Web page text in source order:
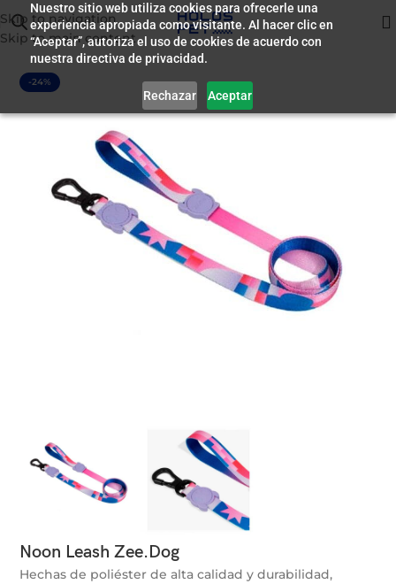
Nuestro sitio web utiliza cookies para ofrecerle una
experiencia apropiada como visitante. Al hacer clic en
“Aceptar”, autoriza el uso de cookies de acuerdo con
nuestra directiva de privacidad.
Rechazar Aceptar
Skip to navigation
Skip to main content
Inicio/Accesorios
-24%
Noon Leash Zee.Dog
Hechas de poliéster de alta calidad y durabilidad,